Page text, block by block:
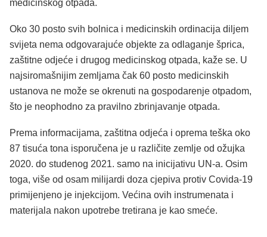
medicinskog otpada.
Oko 30 posto svih bolnica i medicinskih ordinacija diljem
svijeta nema odgovarajuće objekte za odlaganje šprica,
zaštitne odjeće i drugog medicinskog otpada, kaže se. U
najsiromašnijim zemljama čak 60 posto medicinskih
ustanova ne može se okrenuti na gospodarenje otpadom,
što je neophodno za pravilno zbrinjavanje otpada.
Prema informacijama, zaštitna odjeća i oprema teška oko
87 tisuća tona isporučena je u različite zemlje od ožujka
2020. do studenog 2021. samo na inicijativu UN-a. Osim
toga, više od osam milijardi doza cjepiva protiv Covida-19
primijenjeno je injekcijom. Većina ovih instrumenata i
materijala nakon upotrebe tretirana je kao smeće.